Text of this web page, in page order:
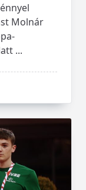
Molnár
...